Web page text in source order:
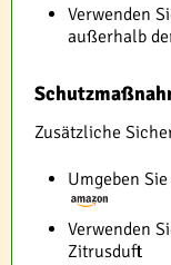
Verwenden
außerhalb
Zusätzliche
Umgeben
Verwenden
Zitrusduft